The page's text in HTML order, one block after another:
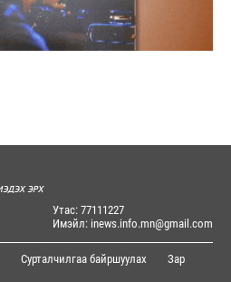
Утас: 77111227
Имэйл: inews.info.mn@gmail.com
Сурталчилгаа байршуулах
Зар